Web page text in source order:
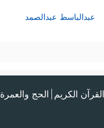
عبدالباسط عبدالصمد
القرآن الكريم الحج والعمرة